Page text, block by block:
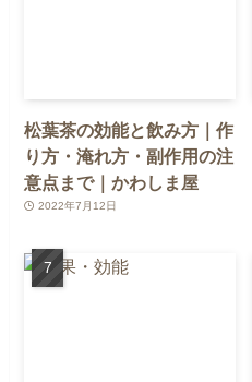
松葉茶の効能と飲み方｜作
り方・淹れ方・副作用の注
意点まで｜かわしま屋
2022年7月12日